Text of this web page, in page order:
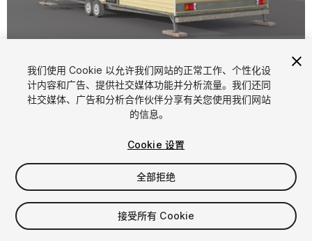
1/6
$4.99
增值税将在结算时计算
我们使用 Cookie 以允许我们网站的正常工作、个性化设
计内容和广告、提供社交媒体功能并分析流量。我们还同
社交媒体、广告和分析合作伙伴分享有关您使用我们网站
的信息。
Cookie 设置
全部拒绝
接受所有 Cookie